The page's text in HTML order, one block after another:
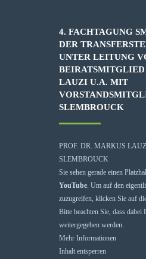
4. FACHTAGUNG
DER
UNTER LEITUNG
BEIRATSMITGLIED
LAUZI U.A. MIT
SLEMBROUCK
PROF. DR. MARKUS
SLEMBROUCK
Sie sehen gerade einen
YouTube. Um auf den
zuzugreifen, klicken Sie auf
Bitte beachten Sie, dass dabei
weitergegeben werden.
Mehr Informationen
Inhalt entsperren